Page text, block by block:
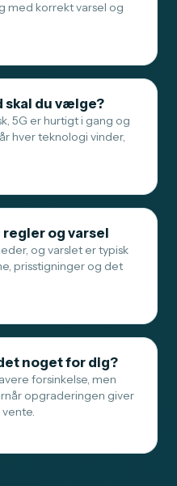
med korrekt varsel og
skal du vælge?
5G er hurtigt i gang og
hver teknologi vinder,
og varsel
og varslet er typisk
prisstigninger og det
noget for dig?
forsinkelse, men
opgraderingen giver